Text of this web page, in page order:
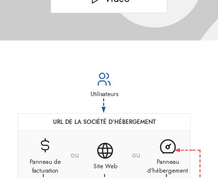
Utilisateurs
URL DE LA SOCIÉTÉ D'HÉBERGEMENT
Panneau de
facturation
ou
Site Web
ou
Panneau
d'hébergement